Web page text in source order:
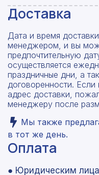
Доставка
Дата и время
менеджером, и вы
предпочтительную
осуществляется
праздничные дни, а
договоренности.
адрес доставки,
менеджеру после
Мы также
в тот же день.
Оплата
● Юридическим